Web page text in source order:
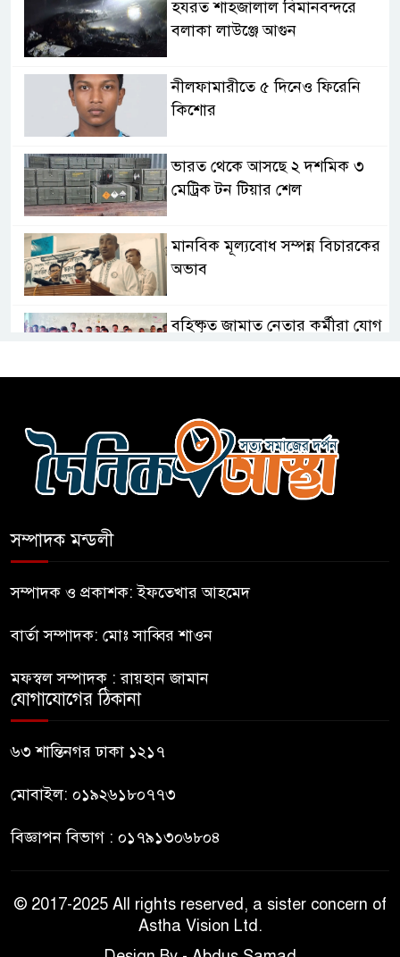
হযরত শাহজালাল বিমানবন্দরে
বলাকা লাউঞ্জে আগুন
নীলফামারীতে ৫ দিনেও ফিরেনি
কিশোর
ভারত থেকে আসছে ২ দশমিক ৩
মেট্রিক টন টিয়ার শেল
মানবিক মূল্যবোধ সম্পন্ন বিচারকের
অভাব
বহিষ্কৃত জামাত নেতার কর্মীরা যোগ
বোমা হামলার আশঙ্কায় সারাদেশে
পুলিশের হাই অ্যালার্ট জারি
ইউনূস
নাটোরে পর্যটনমন্ত্রীকে হত্যার চেষ্টা;
সম্পাদক মন্ডলী
সম্পাদক ও প্রকাশক: ইফতেখার আহমেদ
বার্তা সম্পাদক: মোঃ সাব্বির শাওন
মফস্বল সম্পাদক : রায়হান জামান
যোগাযোগের ঠিকানা
৬৩ শান্তিনগর ঢাকা ১২১৭
মোবাইল: ০১৯২৬১৮০৭৭৩
বিজ্ঞাপন বিভাগ : ০১৭৯১৩০৬৮০৪
© 2017-2025 All rights reserved, a sister concern of
Astha Vision Ltd.